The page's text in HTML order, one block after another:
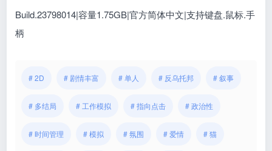
Build.23798014|容量1.75GB|官方简体中文|支持键盘.鼠标.手
柄
# 2D # 剧情丰富 # 单人 # 反乌托邦 # 叙事
# 多结局 # 工作模拟 # 指向点击 # 政治性
# 时间管理 # 模拟 # 氛围 # 爱情 # 猫